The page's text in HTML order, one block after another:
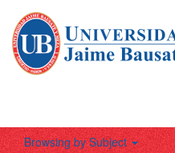
Browsing by Subject